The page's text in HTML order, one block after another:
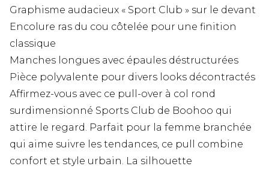
Graphisme audacieux « Sport Club » sur le devant
Encolure ras du cou côtelée pour une finition
classique
Manches longues avec épaules déstructurées
Pièce polyvalente pour divers looks décontractés
Affirmez-vous avec ce pull-over à col rond
surdimensionné Sports Club de Boohoo qui
attire le regard. Parfait pour la femme branchée
qui aime suivre les tendances, ce pull combine
confort et style urbain. La silhouette